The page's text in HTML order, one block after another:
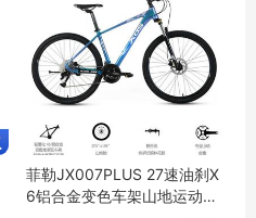
菲勒JX007PLUS 27速油刹X
6铝合金变色车架山地运动自